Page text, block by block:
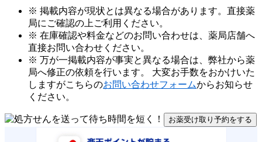
※ 掲載内容が現状とは異なる場合があります。直接薬
局にご確認の上ご利用ください。
※ 在庫確認や料金などのお問い合わせは、薬局店舗へ
直接お問い合わせください。
※ 万が一掲載内容が事実と異なる場合は、弊社から薬
局へ修正の依頼を行います。 大変お手数をおかけいた
しますがこちらのお問い合わせフォームからお知らせ
ください。
お薬受け取り予約をする